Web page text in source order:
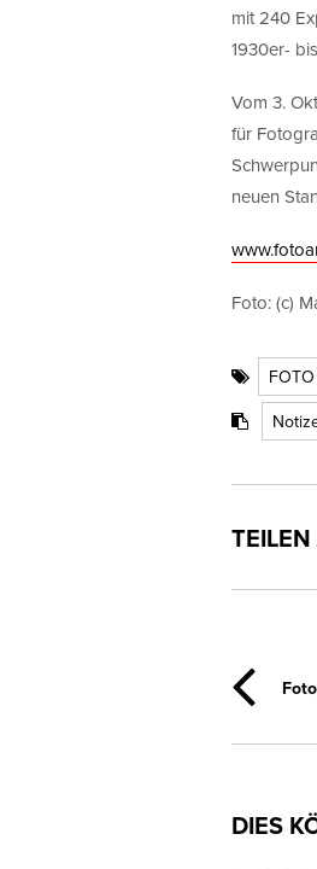
mit 240
1930er-
Vom 3.
für
neuen
Foto: (c)
DIES